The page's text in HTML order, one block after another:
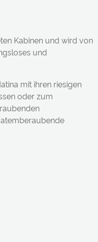
Kabinen und wird von
und
mit ihren riesigen
oder zum